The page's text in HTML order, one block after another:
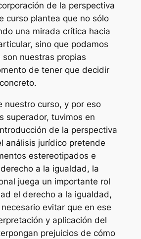
de la perspectiva
curso plantea que no sólo
una mirada crítica hacia
sino que podamos
nuestras propias
de tener que decidir
nuestro curso, y por eso
superador, tuvimos en
de la perspectiva
análisis jurídico pretende
estereotipados e
a la igualdad, la
juega un importante rol
el derecho a la igualdad,
evitar que en ese
y aplicación del
prejuicios de cómo